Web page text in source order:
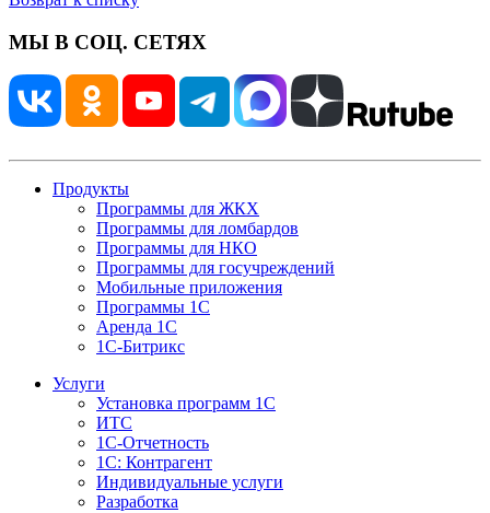
МЫ В СОЦ. СЕТЯХ
Продукты
Программы для ЖКХ
Программы для ломбардов
Программы для НКО
Программы для госучреждений
Мобильные приложения
Программы 1С
Аренда 1С
1С-Битрикс
Услуги
Установка программ 1С
ИТС
1С-Отчетность
1С: Контрагент
Индивидуальные услуги
Разработка